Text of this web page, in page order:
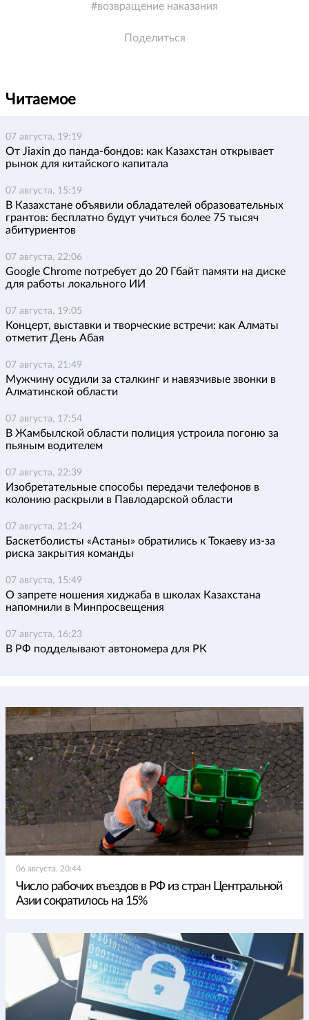
возвращение наказания
Поделиться
Читаемое
07 августа, 19:19
От Jiaxin до панда-бондов: как Казахстан открывает
рынок для китайского капитала
07 августа, 15:19
В Казахстане объявили обладателей образовательных
грантов: бесплатно будут учиться более 75 тысяч
абитуриентов
07 августа, 22:06
Google Chrome потребует до 20 Гбайт памяти на диске
для работы локального ИИ
07 августа, 19:05
Концерт, выставки и творческие встречи: как Алматы
отметит День Абая
07 августа, 21:49
Мужчину осудили за сталкинг и навязчивые звонки в
Алматинской области
07 августа, 17:54
В Жамбылской области полиция устроила погоню за
пьяным водителем
07 августа, 22:39
Изобретательные способы передачи телефонов в
колонию раскрыли в Павлодарской области
07 августа, 21:24
Баскетболисты «Астаны» обратились к Токаеву из-за
риска закрытия команды
07 августа, 15:49
О запрете ношения хиджаба в школах Казахстана
напомнили в Минпросвещения
07 августа, 16:23
В РФ подделывают автономера для РК
06 августа, 20:44
Число рабочих въездов в РФ из стран Центральной
Азии сократилось на 15%